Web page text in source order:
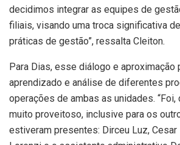
decidimos integrar as equipes de
filiais, visando uma troca significativa
práticas de gestão”, ressalta Cleiton.
Para Dias, esse diálogo e aproximação
aprendizado e análise de diferentes
operações de ambas as unidades. “Foi,
muito proveitoso, inclusive para os
estiveram presentes: Dirceu Luz, Cesar